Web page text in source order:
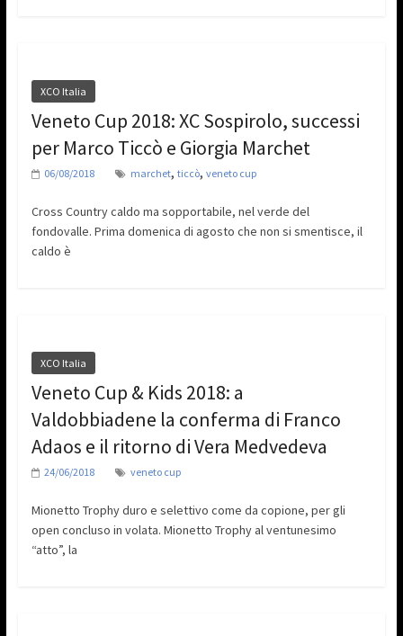
XCO Italia
Veneto Cup 2018: XC Sospirolo, successi
per Marco Ticcò e Giorgia Marchet
06/08/2018 marchet, ticcò, veneto cup
Cross Country caldo ma sopportabile, nel verde del
fondovalle. Prima domenica di agosto che non si smentisce, il
caldo è
XCO Italia
Veneto Cup & Kids 2018: a
Valdobbiadene la conferma di Franco
Adaos e il ritorno di Vera Medvedeva
24/06/2018 veneto cup
Mionetto Trophy duro e selettivo come da copione, per gli
open concluso in volata. Mionetto Trophy al ventunesimo
“atto”, la